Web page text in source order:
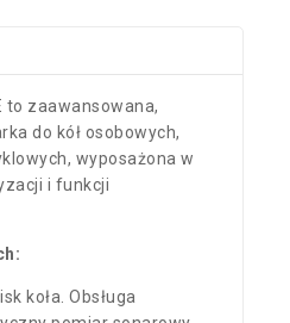
to zaawansowana,
do kół osobowych,
wyposażona w
i funkcji
koła. Obsługa